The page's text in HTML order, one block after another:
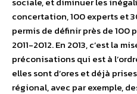
concertation, 100 experts et
permis de définir près de
2011-2012. En 2013, c’est la
préconisations qui est à
elles sont d’ores et déjà
régional, avec par exemple,